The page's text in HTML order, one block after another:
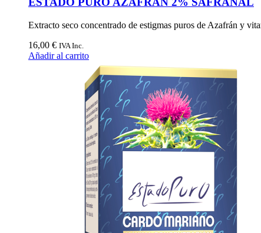
Extracto seco concentrado de estigmas puros de Azafrán y
16,00 € IVA Inc.
Añadir al carrito